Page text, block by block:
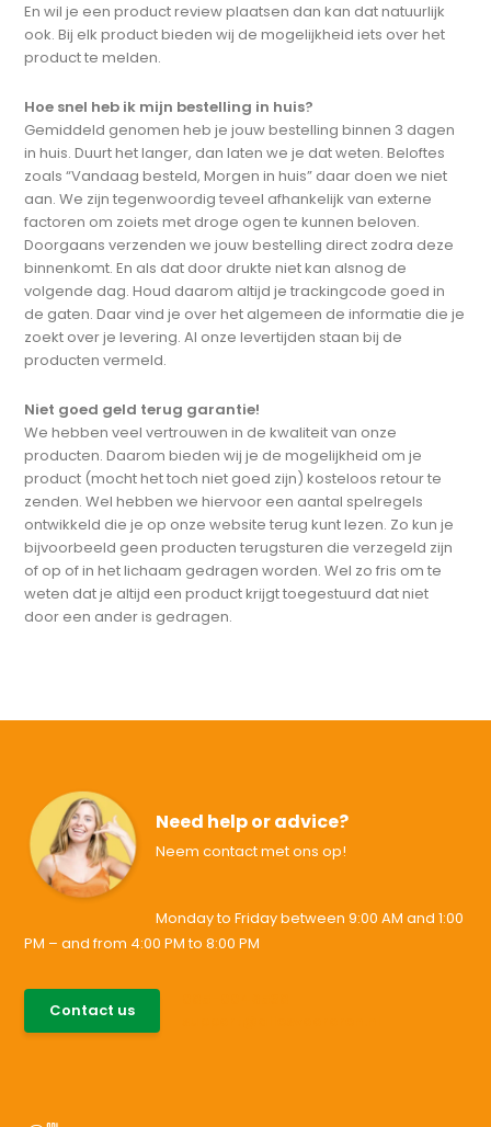
En wil je een product review plaatsen dan kan dat natuurlijk
ook. Bij elk product bieden wij de mogelijkheid iets over het
product te melden.
Hoe snel heb ik mijn bestelling in huis?
Gemiddeld genomen heb je jouw bestelling binnen 3 dagen
in huis. Duurt het langer, dan laten we je dat weten. Beloftes
zoals “Vandaag besteld, Morgen in huis” daar doen we niet
aan. We zijn tegenwoordig teveel afhankelijk van externe
factoren om zoiets met droge ogen te kunnen beloven.
Doorgaans verzenden we jouw bestelling direct zodra deze
binnenkomt. En als dat door drukte niet kan alsnog de
volgende dag. Houd daarom altijd je trackingcode goed in
de gaten. Daar vind je over het algemeen de informatie die je
zoekt over je levering. Al onze levertijden staan bij de
producten vermeld.
Niet goed geld terug garantie!
We hebben veel vertrouwen in de kwaliteit van onze
producten. Daarom bieden wij je de mogelijkheid om je
product (mocht het toch niet goed zijn) kosteloos retour te
zenden. Wel hebben we hiervoor een aantal spelregels
ontwikkeld die je op onze website terug kunt lezen. Zo kun je
bijvoorbeeld geen producten terugsturen die verzegeld zijn
of op of in het lichaam gedragen worden. Wel zo fris om te
weten dat je altijd een product krijgt toegestuurd dat niet
door een ander is gedragen.
Need help or advice?
Neem contact met ons op!
Monday to Friday between 9:00 AM and 1:00
PM – and from 4:00 PM to 8:00 PM
Contact us